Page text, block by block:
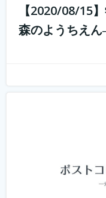
【2020/08/15
森のようちえ
す。 企業ではテレワ
化。これまでインタ